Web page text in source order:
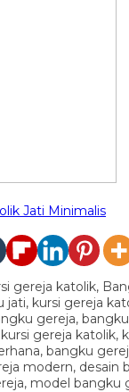
Jati Minimalis
gereja katolik,
jati, kursi gereja
gereja,
gereja katolik,
bangku
modern, desain
model bangku